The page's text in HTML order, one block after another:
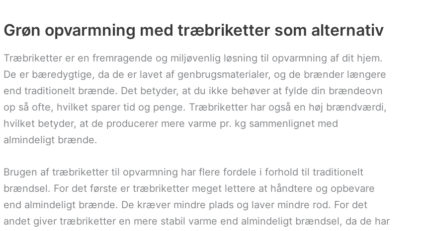
Grøn opvarmning med træbriketter som alternativ
Træbriketter er en fremragende og miljøvenlig løsning til opvarmning af dit hjem.
De er bæredygtige, da de er lavet af genbrugsmaterialer, og de brænder længere
end traditionelt brænde. Det betyder, at du ikke behøver at fylde din brændeovn
op så ofte, hvilket sparer tid og penge. Træbriketter har også en høj brændværdi,
hvilket betyder, at de producerer mere varme pr. kg sammenlignet med
almindeligt brænde.
Brugen af træbriketter til opvarmning har flere fordele i forhold til traditionelt
brændsel. For det første er træbriketter meget lettere at håndtere og opbevare
end almindeligt brænde. De kræver mindre plads og laver mindre rod. For det
andet giver træbriketter en mere stabil varme end almindeligt brændsel, da de har